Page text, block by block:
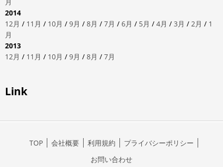
2014
12月 / 11月 / 10月 / 9月 / 8月 / 7月 / 6月 / 5月 / 4月 / 3月 / 2月 / 1
月
2013
12月 / 11月 / 10月 / 9月 / 8月 / 7月
Link
TOP 会社概要 利用規約
プライバシーポリシー
お問い合わせ